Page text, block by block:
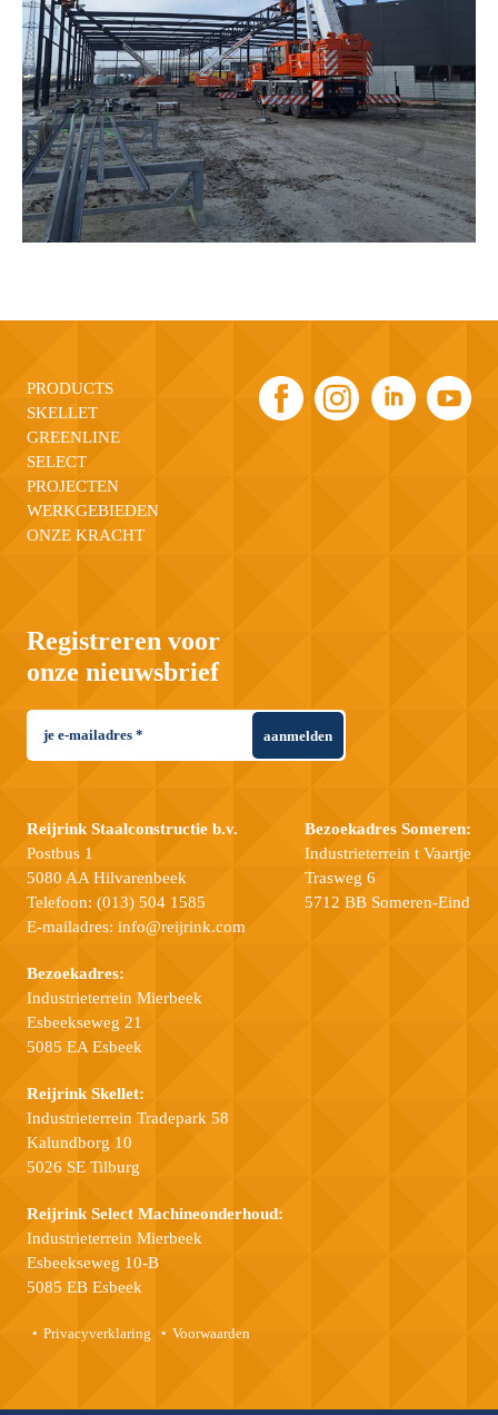
PRODUCTS
SKELLET
GREENLINE
SELECT
PROJECTEN
WERKGEBIEDEN
ONZE KRACHT
Registreren voor
onze nieuwsbrief
aanmelden
Reijrink Staalconstructie b.v.
Postbus 1
5080 AA Hilvarenbeek
Telefoon: (013) 504 1585
E-mailadres: info@reijrink.com
Bezoekadres:
Industrieterrein Mierbeek
Esbeekseweg 21
5085 EA Esbeek
Bezoekadres Someren:
Industrieterrein t Vaartje
Trasweg 6
5712 BB Someren-Eind
Reijrink Skellet:
Industrieterrein Tradepark 58
Kalundborg 10
5026 SE Tilburg
Reijrink Select Machineonderhoud:
Industrieterrein Mierbeek
Esbeekseweg 10-B
5085 EB Esbeek
Privacyverklaring Voorwaarden